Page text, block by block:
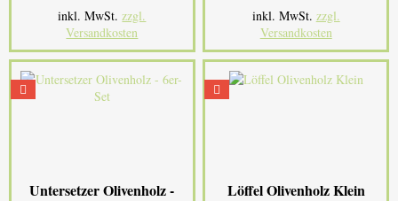
inkl. MwSt.zzgl.
Versandkosten
inkl. MwSt. zzgl.
Versandkosten
Untersetzer Olivenholz -
Löffel Olivenholz Klein